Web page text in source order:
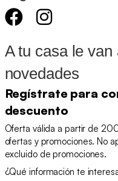
A tu casa le
novedades
Regístrate para
descuento
Oferta válida a partir de
ofertas y promociones. No
excluido de promociones.
¿Qué información te